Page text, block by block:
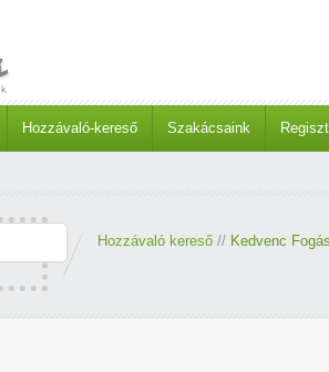
Hozzávaló-kereső Szakácsaink
Hozzávaló kereső // Kedvenc